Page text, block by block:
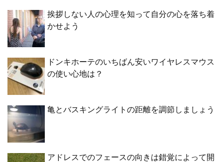
挨拶しない人の心理を知って自分の心を落ち着
かせよう
ドンキホーテのいちばん安いワイヤレスマウス
の使い心地は？
亀とバスキングライトの距離を調節しましょう
アドレスでのフェースの向きは錯覚によって開